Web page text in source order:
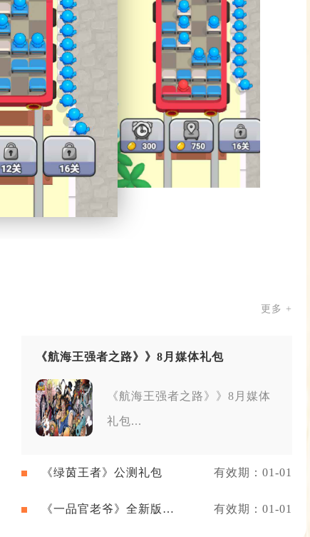
更多 +
《航海王强者之路》》8月媒体礼包
《航海王强者之路》》8月媒体
礼包...
《绿茵王者》公测礼包 有效期：01-01
《一品官老爷》全新版本
有效期：01-01